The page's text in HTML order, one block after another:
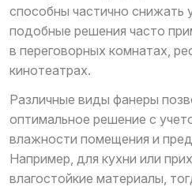
способны частично снижать
подобные решения часто
в переговорных комнатах,
кинотеатрах.
Различные виды фанеры
оптимальное решение с
влажности помещения и
Например, для кухни или
влагостойкие материалы,